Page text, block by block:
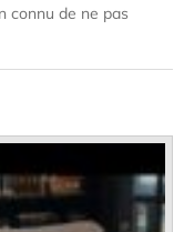
connu de ne pas